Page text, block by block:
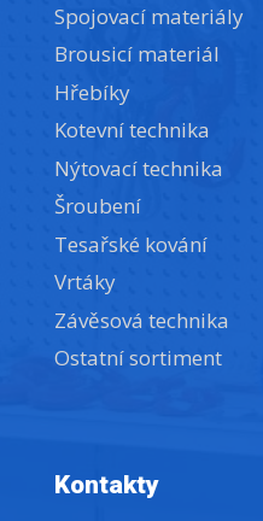
Spojovací materiály
Brousicí materiál
Hřebíky
Kotevní technika
Nýtovací technika
Šroubení
Tesařské kování
Vrtáky
Závěsová technika
Ostatní sortiment
Kontakty